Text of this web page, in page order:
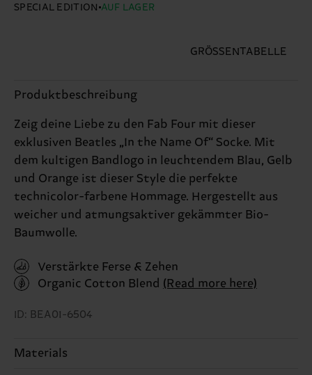
SPECIAL EDITION AUF LAGER
GRÖSSENTABELLE
Produktbeschreibung
Zeig deine Liebe zu den Fab Four mit dieser
exklusiven Beatles „In the Name Of“ Socke. Mit
dem kultigen Bandlogo in leuchtendem Blau, Gelb
und Orange ist dieser Style die perfekte
technicolor-farbene Hommage. Hergestellt aus
weicher und atmungsaktiver gekämmter Bio-
Baumwolle.
Verstärkte Ferse & Zehen
Organic Cotton Blend (Read more here)
ID: BEA01-6504
Materials